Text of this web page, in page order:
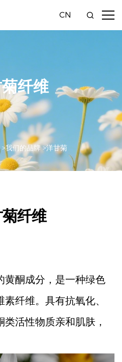
CN
纤维
我们的品牌 >洋甘菊
纤维
黄酮成分，是一种绿色
纤维。具有抗氧化、
活性物质亲和肌肤，